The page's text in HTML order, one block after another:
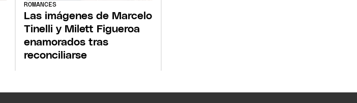
ROMANCES
Las imágenes de Marcelo
Tinelli y Milett Figueroa
enamorados tras
reconciliarse